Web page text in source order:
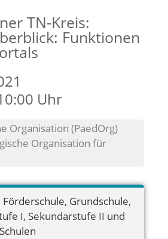
TN-Kreis:
Funktionen
Uhr
Organisation (PaedOrg)
Organisation für
Förderschule, Grundschule,
I, Sekundarstufe II und